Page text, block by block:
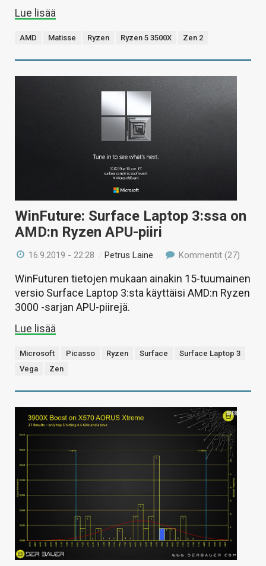
Lue lisää
AMD Matisse Ryzen Ryzen 5 3500X Zen 2
WinFuture: Surface Laptop 3:ssa on
AMD:n Ryzen APU-piiri
16.9.2019 - 22:28 /Petrus Laine Kommentit (27)
WinFuturen tietojen mukaan ainakin 15-tuumainen
versio Surface Laptop 3:sta käyttäisi AMD:n Ryzen
3000 -sarjan APU-piirejä.
Lue lisää
Microsoft Picasso Ryzen Surface
Surface Laptop 3
Vega
Zen